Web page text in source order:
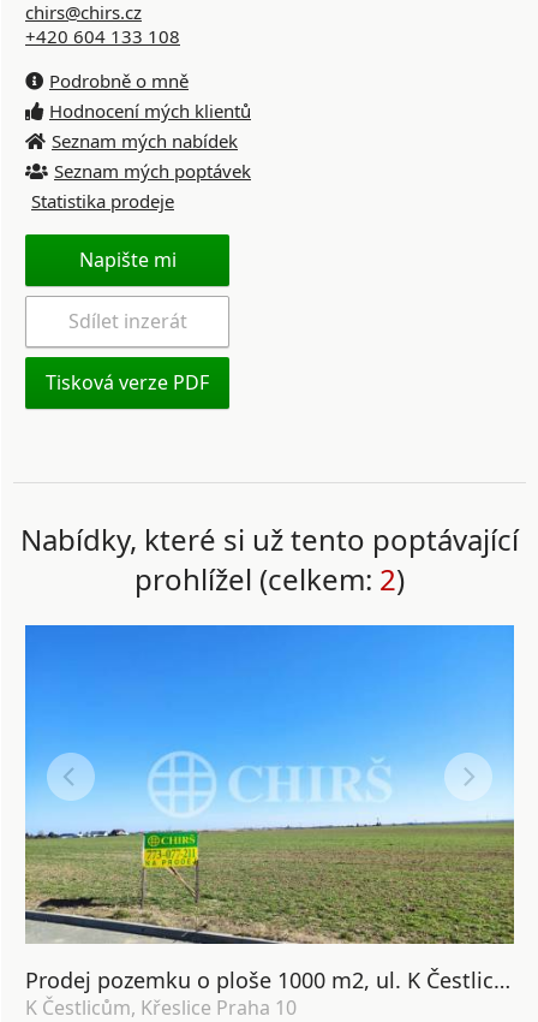
chirs@chirs.cz
+420 604 133 108
Podrobně o mně
Hodnocení mých klientů
Seznam mých nabídek
Seznam mých poptávek
Statistika prodeje
Napište mi
Sdílet inzerát
Tisková verze PDF
Nabídky, které si už tento poptávající
prohlížel (celkem: 2)
Prodej pozemku o ploše 1000 m2, ul. K Čestlicům, Křeslice Praha10.
K Čestlicům, Křeslice Praha 10